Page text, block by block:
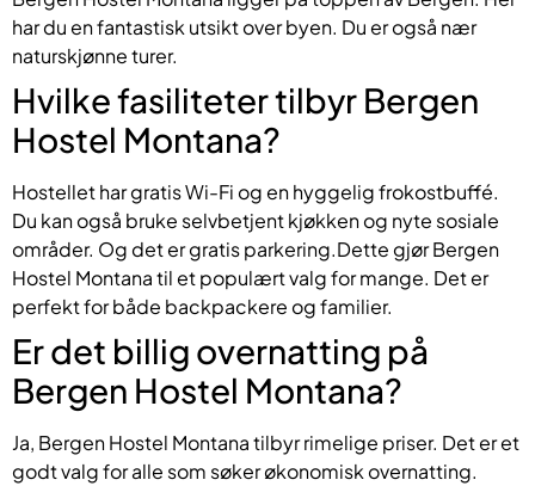
har du en fantastisk utsikt over byen. Du er også nær
naturskjønne turer.
Hvilke fasiliteter tilbyr Bergen
Hostel Montana?
Hostellet har gratis Wi-Fi og en hyggelig frokostbuffé.
Du kan også bruke selvbetjent kjøkken og nyte sosiale
områder. Og det er gratis parkering.Dette gjør Bergen
Hostel Montana til et populært valg for mange. Det er
perfekt for både backpackere og familier.
Er det billig overnatting på
Bergen Hostel Montana?
Ja, Bergen Hostel Montana tilbyr rimelige priser. Det er et
godt valg for alle som søker økonomisk overnatting.